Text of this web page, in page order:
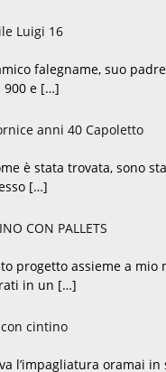
Luigi 16
falegname, suo padre
e […]
anni 40 Capoletto
è stata trovata, sono
[…]
CON PALLETS
progetto assieme a mio
in un […]
cintino
l’impagliatura oramai in